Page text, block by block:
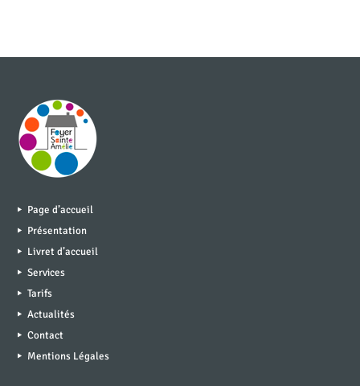
Page d’accueil
Présentation
Livret d’accueil
Services
Tarifs
Actualités
Contact
Mentions Légales